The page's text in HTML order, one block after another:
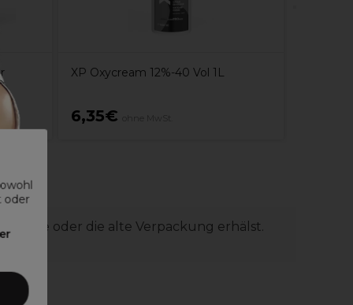
oder
XP Oxycream 12%-40 Vol 1L
6,35€
oder die alte Verpackung erhälst.